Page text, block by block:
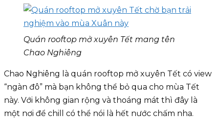
Quán rooftop mở xuyên Tết mang tên
Chao Nghiêng
Chao Nghiêng là quán rooftop mở xuyên Tết có view
“ngàn đô” mà bạn không thể bỏ qua cho mùa Tết
này. Với không gian rộng và thoáng mát thì đây là
một nơi để chill có thể nói là hết nước chấm nha.